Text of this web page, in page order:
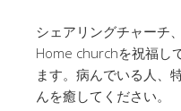
シェアリングチャーチ
Home churchを祝福し
ます。病んでいる人、
んを癒してください。